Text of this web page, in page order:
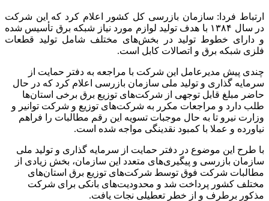
ارتباط فردا: سازمان بازرسی کل کشور اعلام کرد که این شرکت
در سال ۱۳۸۴ با هدف تولید لوازم مورد نیاز شبکه برق تأسیس شده
و دارای خطوط تولید در بخش‌های مختلف شامل تولید قطعات
فلزی شبکه برق و اتصالات کابل است.
چندی پیش مدیرعامل این شرکت با مراجعه به دفتر حمایت از
سرمایه گذاری و تولید ملی سازمان بازرسی اعلام کرد که در حال
حاضر مبلغ قابل توجهی از شرکت‌های توزیع برق برخی استان‌ها
طلب دارد و مراجعات مکرر به شرکت‌های توزیع و شرکت توانیر و
وزارت نیرو تا به حال موجبات تسویه این رقم مطالبات را فراهم
نیاورده و عملا با کمبود نقدینگی مواجه شده است.
با طرح این موضوع در دفتر حمایت از سرمایه گذاری و تولید ملی
سازمان بازرسی و پیگیری‌های متعدد این سازمان، بخش زیادی از
مطالبات شرکت فوق توسط شرکت‌های توزیع برق استان‌های
مختلف کشور پرداخت شد و محدودیت‌های بانکی برای شرکت
مذکور برطرف و از خطر تعطیلی نجات یافت.